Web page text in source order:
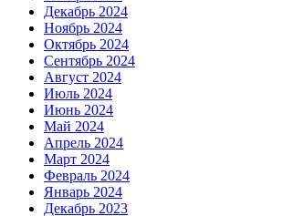
Декабрь 2024
Ноябрь 2024
Октябрь 2024
Сентябрь 2024
Август 2024
Июль 2024
Июнь 2024
Май 2024
Апрель 2024
Март 2024
Февраль 2024
Январь 2024
Декабрь 2023